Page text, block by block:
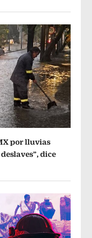
por lluvias
dice